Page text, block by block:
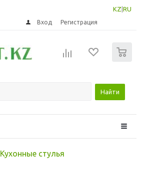
KZ RU
Вход Регистрация
Найти
Кухонные стулья